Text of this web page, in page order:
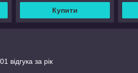
Купити
відгука за рік